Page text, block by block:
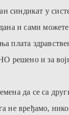
синдикат у
и сами
плата
решено и за
да се са
не вређамо,